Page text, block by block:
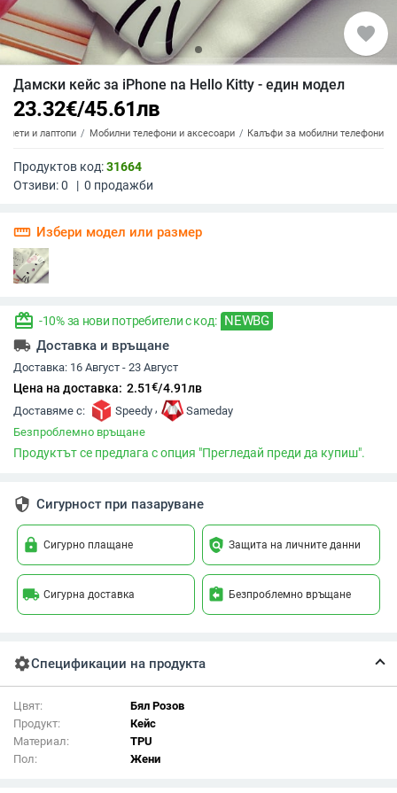
favorite
Дамски кейс за iPhone na Hello Kitty - един модел
23.32€/45.61лв
и лаптопи Мобилни телефони и аксесоари Калъфи за мобилни телефони
Продуктов код:31664
Отзиви:0 | 0 продажби
straighten Избери модел или размер
redeem -10% за нови потребители с код: NEWBG
local_shipping Доставка и връщане
Доставка: 16 Август - 23 Август
Цена на доставка: 2.51€/4.91лв
Доставяме с: Speedy ,
Sameday
Безпроблемно връщане
Продуктът се предлага с опция "Прегледай преди да купиш".
security Сигурност при пазаруване
lock Сигурно плащане policy Защита на личните данни
local_shipping Сигурна доставка assignment_return Безпроблемно връщане
settingsСпецификации на продукта
Цвят:
Бял Розов
Продукт:
Кейс
Материал:
TPU
Пол:
Жени